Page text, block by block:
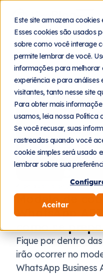
Este site armazena cookies
Esses cookies são usados
sobre como você interage
permite lembrar de você.
informações para melhorar
experiência e para análises
visitantes, tanto nesse site
Para obter mais
usamos, leia nossa Política
Se você recusar, suas
rastreadas quando você
cookie simples será usado
lembrar sobre sua
Aceitar
Blog
4 de agosto de 2026
Modelo de
WhatsApp
como se
Fique por dentro
irão ocorrer no
WhatsApp Business